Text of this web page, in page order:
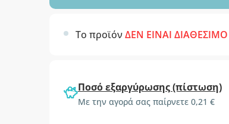
Το προϊόνΔΕΝ ΕΙΝΑΙ ΔΙΑΘΕΣΙΜΟ
Ποσό εξαργύρωσης (πίστωση)
Με την αγορά σας παίρνετε 0,21 €